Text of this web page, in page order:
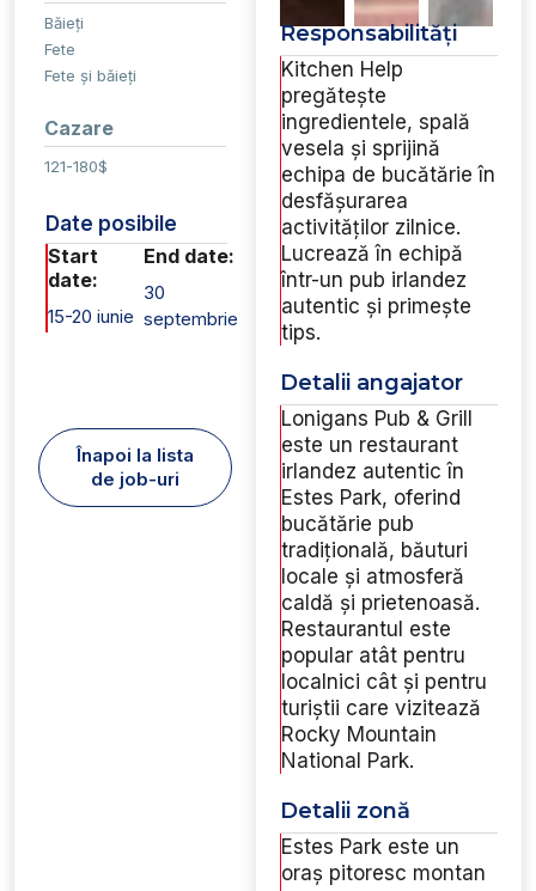
Băieți
Fete
Fete și băieți
Cazare
121-180$
Date posibile
Start
date:
15-20 iunie
End date:
30
septembrie
Înapoi la lista
de job-uri
Responsabilități
Kitchen Help
pregătește
ingredientele, spală
vesela și sprijină
echipa de bucătărie în
desfășurarea
activităților zilnice.
Lucrează în echipă
într-un pub irlandez
autentic și primește
tips.
Detalii angajator
Lonigans Pub & Grill
este un restaurant
irlandez autentic în
Estes Park, oferind
bucătărie pub
tradițională, băuturi
locale și atmosferă
caldă și prietenoasă.
Restaurantul este
popular atât pentru
localnici cât și pentru
turiștii care vizitează
Rocky Mountain
National Park.
Detalii zonă
Estes Park este un
oraș pitoresc montan